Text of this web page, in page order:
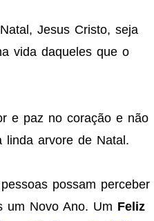
Jesus Cristo, seja
vida daqueles que o
e paz no coração e não
linda arvore de Natal.
possam perceber
um Novo Ano. Um Feliz